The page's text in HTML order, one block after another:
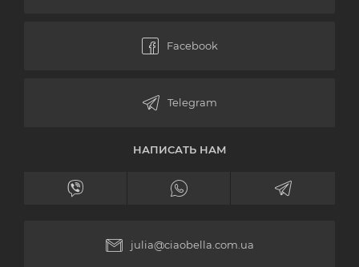
НАПИСАТЬ НАМ
julia@ciaobella.com.ua